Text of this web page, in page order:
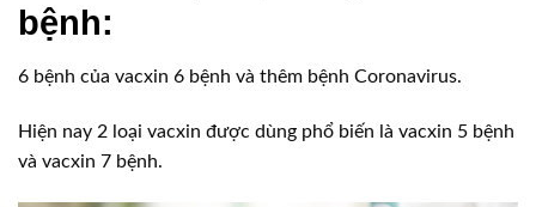
bệnh:
6 bệnh của vacxin 6 bệnh và thêm bệnh Coronavirus.
Hiện nay 2 loại vacxin được dùng phổ biến là vacxin 5 bệnh
và vacxin 7 bệnh.